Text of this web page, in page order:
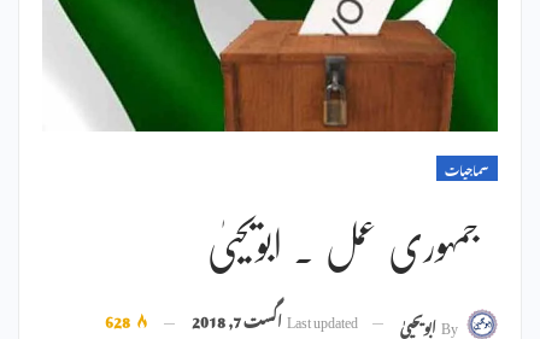
سماجیات
جمہوری عمل ۔ ابویحییٰ
Byابویحییٰ Last updatedاگست 7, 2018